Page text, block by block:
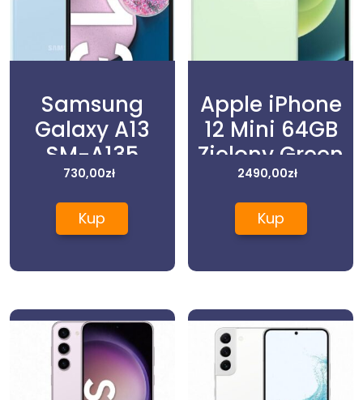
Samsung
Galaxy A13
SM-A135
3/32GB
Niebieski
730,00zł
Kup
Apple iPhone
12 Mini 64GB
Zielony Green
2490,00zł
Kup